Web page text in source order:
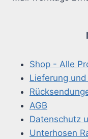
Shop - Alle
Lieferung
AGB
Datenschutz
Unterhosen